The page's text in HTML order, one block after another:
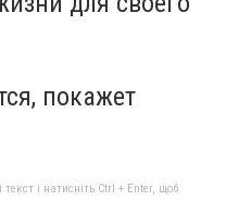
покажет
і натисніть Ctrl + Enter, щоб